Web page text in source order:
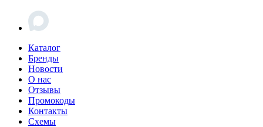
Каталог
Бренды
Новости
О нас
Отзывы
Промокоды
Контакты
Схемы